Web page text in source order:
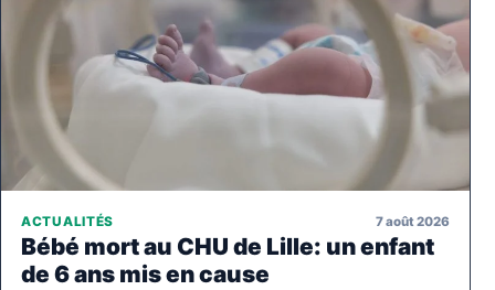
ACTUALITÉS 7 août 2026
Bébé mort au CHU de Lille: un enfant
de 6 ans mis en cause